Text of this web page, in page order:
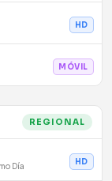
HD
MÓVIL
REGIONAL
Día HD